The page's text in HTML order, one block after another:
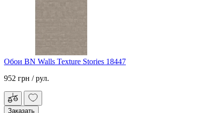
Обои BN Walls Texture Stories 18447
952 грн / рул.
Заказать